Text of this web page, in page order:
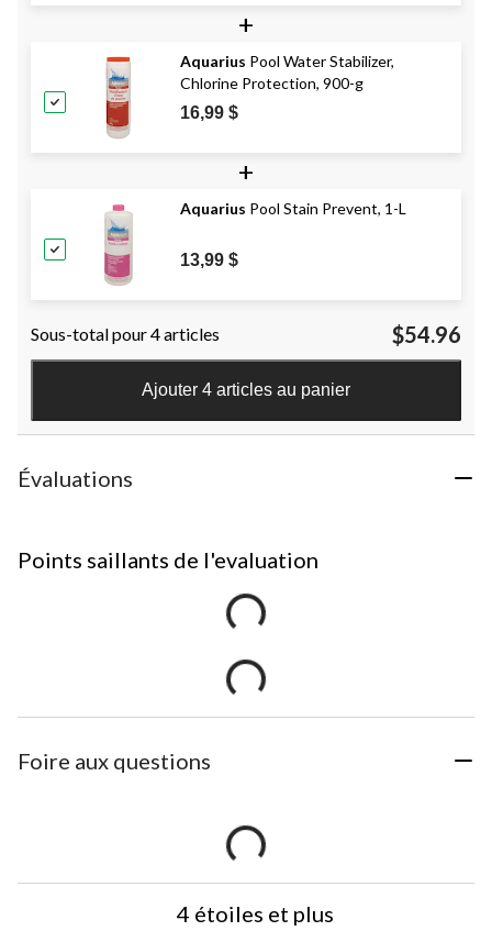
+
Aquarius Pool Water Stabilizer,
Chlorine Protection, 900-g
16,99 $
+
Aquarius Pool Stain Prevent, 1-L
13,99 $
Sous-total pour 4 articles $54.96
Ajouter 4 articles au panier
Évaluations
Points saillants de l'evaluation
Foire aux questions
4 étoiles et plus